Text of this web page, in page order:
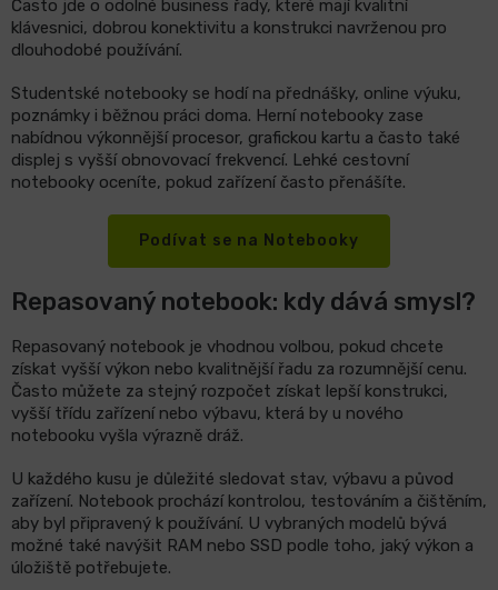
Často jde o odolné business řady, které mají kvalitní
klávesnici, dobrou konektivitu a konstrukci navrženou pro
dlouhodobé používání.
Studentské notebooky se hodí na přednášky, online výuku,
poznámky i běžnou práci doma. Herní notebooky zase
nabídnou výkonnější procesor, grafickou kartu a často také
displej s vyšší obnovovací frekvencí. Lehké cestovní
notebooky oceníte, pokud zařízení často přenášíte.
Podívat se na Notebooky
Repasovaný notebook: kdy dává smysl?
Repasovaný notebook je vhodnou volbou, pokud chcete
získat vyšší výkon nebo kvalitnější řadu za rozumnější cenu.
Často můžete za stejný rozpočet získat lepší konstrukci,
vyšší třídu zařízení nebo výbavu, která by u nového
notebooku vyšla výrazně dráž.
U každého kusu je důležité sledovat stav, výbavu a původ
zařízení. Notebook prochází kontrolou, testováním a čištěním,
aby byl připravený k používání. U vybraných modelů bývá
možné také navýšit RAM nebo SSD podle toho, jaký výkon a
úložiště potřebujete.